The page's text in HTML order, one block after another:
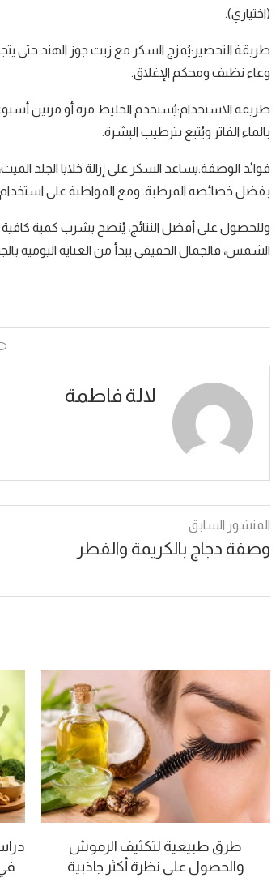
(اختياري).
طريقة التحضير:يُمزج السكر مع زيت جوز الهند حتى
وعاء نظيف ومحكم الإغلاق.
بالماء الفاتر ويُتبع بترطيب البشرة.
فوائد الوصفة:يساعد السكر على إزالة خلايا الجلد
بفضل خصائصه المرطبة. ومع المواظبة على استخدام
وللحصول على أفضل النتائج، يُنصح بشرب كمية
الشمس، فالجمال الحقيقي يبدأ من العناية اليومية
لالة فاطمة
المنشور السابق
وصفة دجاج بالكريمة والفطر
طرق طبيعية لتكثيف الرموش
والحصول على نظرة أكثر جاذبية